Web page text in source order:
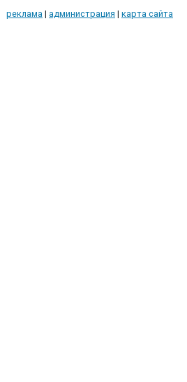
реклама | администрация | карта сайта